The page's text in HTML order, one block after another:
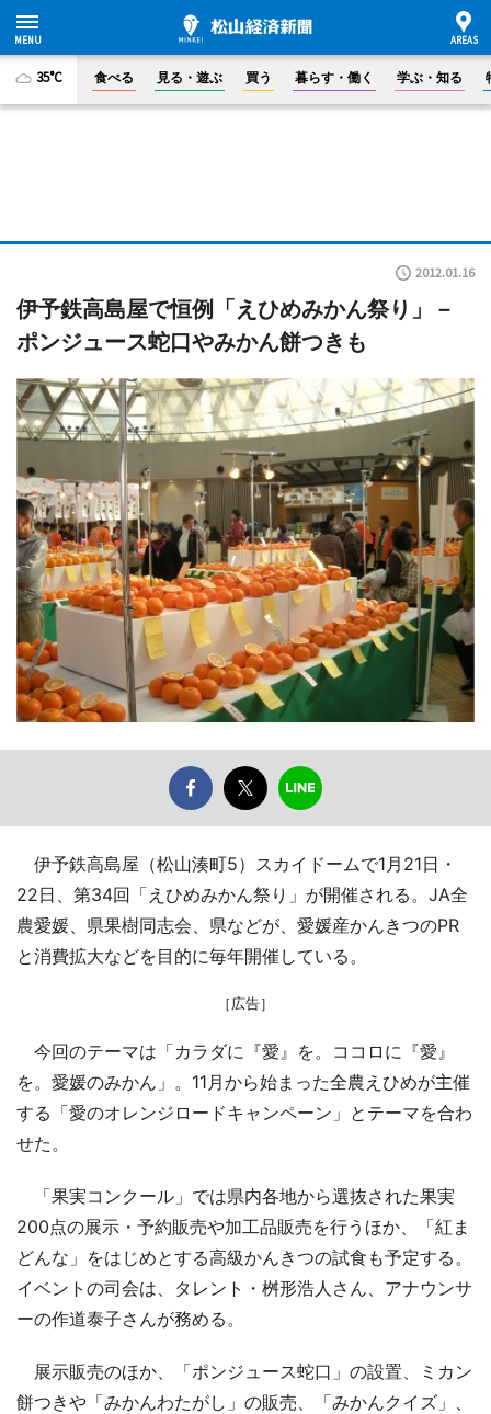
35°C 食べる 見る・遊ぶ 買う 暮らす・働く 学ぶ・知る
2012.01.16
伊予鉄高島屋で恒例「えひめみかん祭り」－
ポンジュース蛇口やみかん餅つきも
伊予鉄高島屋（松山湊町5）スカイドームで1月21日・
22日、第34回「えひめみかん祭り」が開催される。JA全
農愛媛、県果樹同志会、県などが、愛媛産かんきつのPR
と消費拡大などを目的に毎年開催している。
［広告］
今回のテーマは「カラダに『愛』を。ココロに『愛』
を。愛媛のみかん」。11月から始まった全農えひめが主催
する「愛のオレンジロードキャンペーン」とテーマを合わ
せた。
「果実コンクール」では県内各地から選抜された果実
200点の展示・予約販売や加工品販売を行うほか、「紅ま
どんな」をはじめとする高級かんきつの試食も予定する。
イベントの司会は、タレント・桝形浩人さん、アナウンサ
ーの作道泰子さんが務める。
展示販売のほか、「ポンジュース蛇口」の設置、ミカン
餅つきや「みかんわたがし」の販売、「みかんクイズ」、